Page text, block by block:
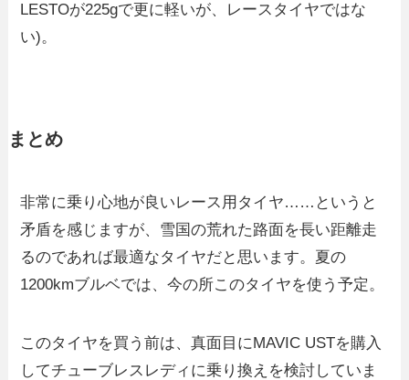
LESTOが225gで更に軽いが、レースタイヤではな
い)。
まとめ
非常に乗り心地が良いレース用タイヤ……というと
矛盾を感じますが、雪国の荒れた路面を長い距離走
るのであれば最適なタイヤだと思います。夏の
1200kmブルベでは、今の所このタイヤを使う予定。
このタイヤを買う前は、真面目にMAVIC USTを購入
してチューブレスレディに乗り換えを検討していま